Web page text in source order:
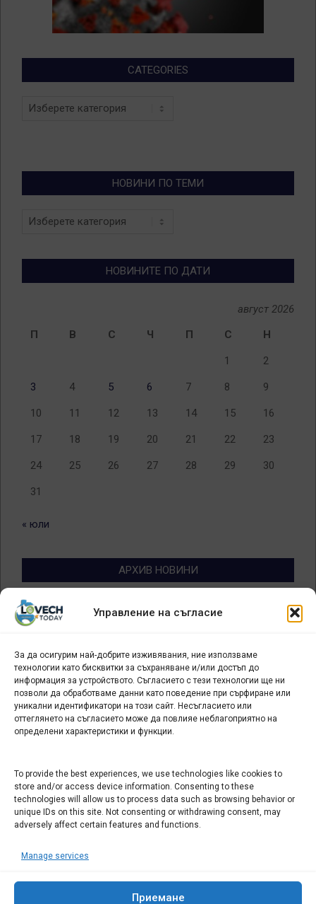
Управление на съгласие
За да осигурим най-добрите изживявания, ние използваме
технологии като бисквитки за съхраняване и/или достъп до
информация за устройството. Съгласието с тези технологии ще ни
позволи да обработваме данни като поведение при сърфиране или
уникални идентификатори на този сайт. Несъгласието или
оттеглянето на съгласието може да повлияе неблагоприятно на
определени характеристики и функции.
To provide the best experiences, we use technologies like cookies to
store and/or access device information. Consenting to these
technologies will allow us to process data such as browsing behavior or
unique IDs on this site. Not consenting or withdrawing consent, may
adversely affect certain features and functions.
Manage services
Приемане
CATEGORIES
Categories
НОВИНИ ПО ТЕМИ
Новини
НОВИНИТЕ ПО ДАТИ
август 2026
П
В С Ч П С Н
1 2
3 4 5 6 7 8 9
10 11 12 13 14 15 16
17 18 19 20 21 22 23
24 25 26 27 28 29 30
31
« юли
АРХИВ НОВИНИ
Архив
новини
БИЗНЕС
Арт галерия "Мостове" – магазин за изкуство
СЕВЕРОЗАПАДА ИНФОРМАЦИОНЕН БИЗНЕС
ТУРИСТИЧЕСКИ КЛЪСТЕР
ИНСТИТУЦИИ В ЛОВЕЧ
Административен съд Ловеч
Областна администрация Ловеч
ОДМВР Ловеч
Окръжен съд Ловеч